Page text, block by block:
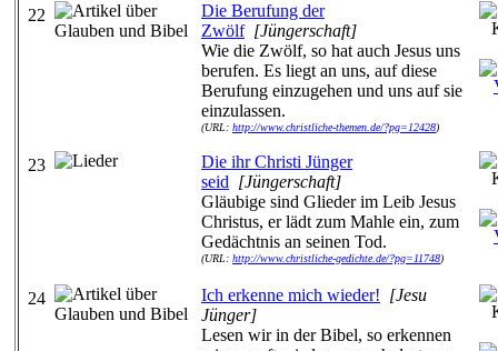
22
Die Berufung der
Zwölf [Jüngerschaft]
Wie die Zwölf, so hat auch Jesus uns
berufen. Es liegt an uns, auf diese
Berufung einzugehen und uns auf sie
einzulassen.
(URL: http://www.christliche-themen.de/?pg=12428)
23
Die ihr Christi Jünger
seid [Jüngerschaft]
Gläubige sind Glieder im Leib Jesus
Christus, er lädt zum Mahle ein, zum
Gedächtnis an seinen Tod.
(URL: http://www.christliche-gedichte.de/?pg=11748)
24 Ich erkenne mich wieder! [Jesu
Jünger]
Lesen wir in der Bibel, so erkennen